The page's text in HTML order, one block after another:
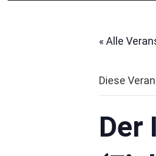
« Alle
Diese
Der